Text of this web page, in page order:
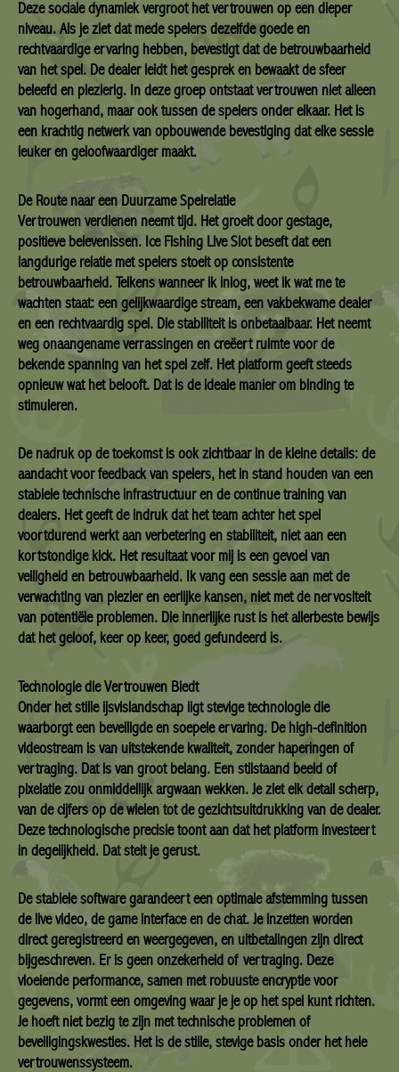
Deze sociale dynamiek vergroot het vertrouwen op een dieper
niveau. Als je ziet dat mede spelers dezelfde goede en
rechtvaardige ervaring hebben, bevestigt dat de betrouwbaarheid
van het spel. De dealer leidt het gesprek en bewaakt de sfeer
beleefd en plezierig. In deze groep ontstaat vertrouwen niet alleen
van hogerhand, maar ook tussen de spelers onder elkaar. Het is
een krachtig netwerk van opbouwende bevestiging dat elke sessie
leuker en geloofwaardiger maakt.
De Route naar een Duurzame Spelrelatie
Vertrouwen verdienen neemt tijd. Het groeit door gestage,
positieve belevenissen. Ice Fishing Live Slot beseft dat een
langdurige relatie met spelers stoelt op consistente
betrouwbaarheid. Telkens wanneer ik inlog, weet ik wat me te
wachten staat: een gelijkwaardige stream, een vakbekwame dealer
en een rechtvaardig spel. Die stabiliteit is onbetaalbaar. Het neemt
weg onaangename verrassingen en creëert ruimte voor de
bekende spanning van het spel zelf. Het platform geeft steeds
opnieuw wat het belooft. Dat is de ideale manier om binding te
stimuleren.
De nadruk op de toekomst is ook zichtbaar in de kleine details: de
aandacht voor feedback van spelers, het in stand houden van een
stabiele technische infrastructuur en de continue training van
dealers. Het geeft de indruk dat het team achter het spel
voortdurend werkt aan verbetering en stabiliteit, niet aan een
kortstondige kick. Het resultaat voor mij is een gevoel van
veiligheid en betrouwbaarheid. Ik vang een sessie aan met de
verwachting van plezier en eerlijke kansen, niet met de nervositeit
van potentiële problemen. Die innerlijke rust is het allerbeste bewijs
dat het geloof, keer op keer, goed gefundeerd is.
Technologie die Vertrouwen Biedt
Onder het stille ijsvislandschap ligt stevige technologie die
waarborgt een beveiligde en soepele ervaring. De high-definition
videostream is van uitstekende kwaliteit, zonder haperingen of
vertraging. Dat is van groot belang. Een stilstaand beeld of
pixelatie zou onmiddellijk argwaan wekken. Je ziet elk detail scherp,
van de cijfers op de wielen tot de gezichtsuitdrukking van de dealer.
Deze technologische precisie toont aan dat het platform investeert
in degelijkheid. Dat stelt je gerust.
De stabiele software garandeert een optimale afstemming tussen
de live video, de game interface en de chat. Je inzetten worden
direct geregistreerd en weergegeven, en uitbetalingen zijn direct
bijgeschreven. Er is geen onzekerheid of vertraging. Deze
vloeiende performance, samen met robuuste encryptie voor
gegevens, vormt een omgeving waar je je op het spel kunt richten.
Je hoeft niet bezig te zijn met technische problemen of
beveiligingskwesties. Het is de stille, stevige basis onder het hele
vertrouwenssysteem.